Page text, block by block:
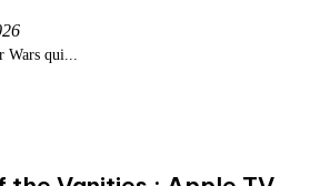
Wars qui...